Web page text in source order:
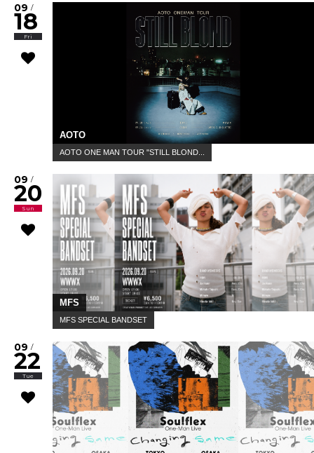
09 /
18
Fri
AOTO
AOTO ONE MAN TOUR "STILL BLOND...
09 /
20
Sun
MFS
MFS SPECIAL BANDSET
09 /
22
Tue